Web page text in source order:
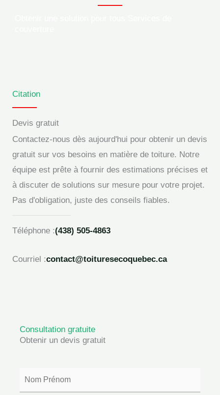
Citation
Devis gratuit
Contactez-nous dès aujourd'hui pour obtenir un devis
gratuit sur vos besoins en matière de toiture. Notre
équipe est prête à fournir des estimations précises et
à discuter de solutions sur mesure pour votre projet.
Pas d'obligation, juste des conseils fiables.
Téléphone :(438) 505-4863
Courriel :contact@toituresecoquebec.ca
Consultation gratuite
Obtenir un devis gratuit